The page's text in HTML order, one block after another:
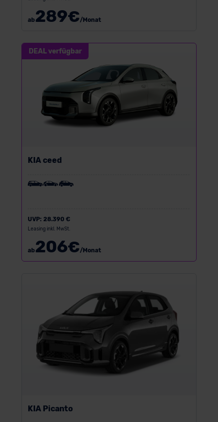
ab289€/Monat
DEAL verfügbar
KIA ceed
UVP: 28.390 €
Leasing inkl. MwSt.
ab206€/Monat
KIA Picanto